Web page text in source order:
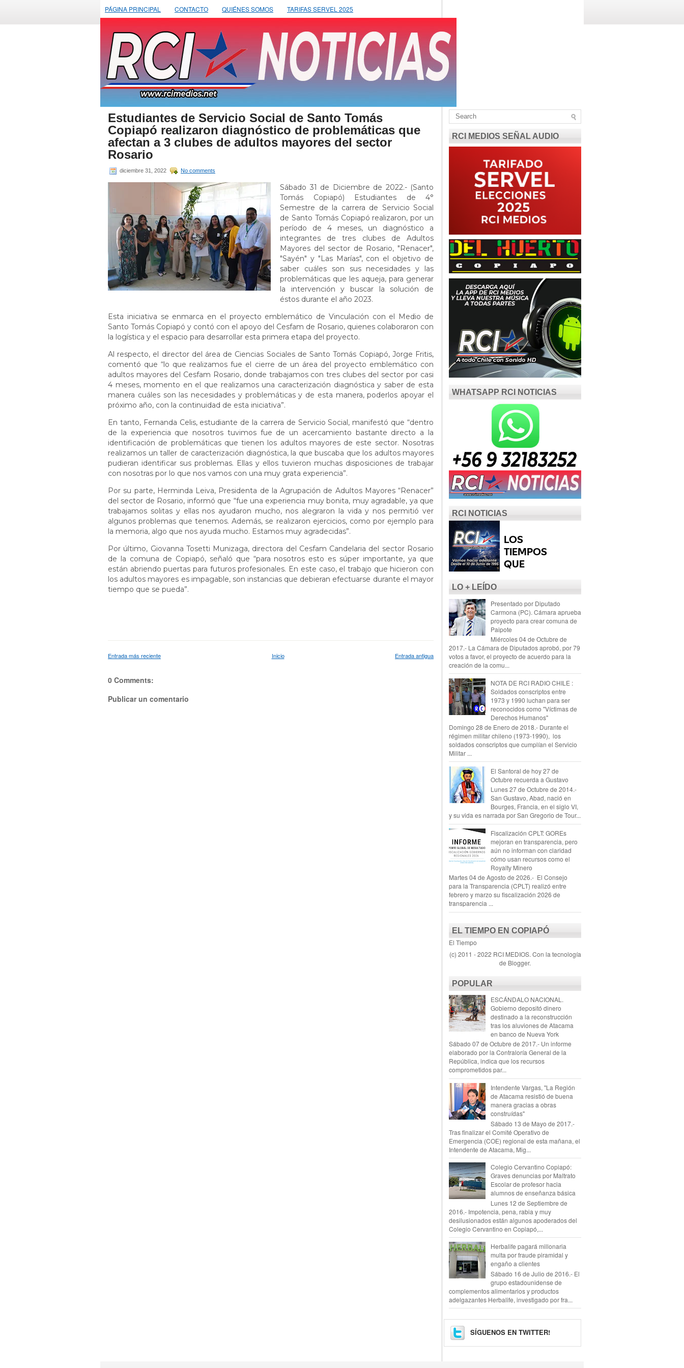
PÁGINA PRINCIPAL CONTACTO QUIÉNES SOMOS TARIFAS SERVEL 2025
Estudiantes de Servicio Social de Santo Tomás
Copiapó realizaron diagnóstico de problemáticas que
afectan a 3 clubes de adultos mayores del sector
Rosario
diciembre 31, 2022 No comments
Sábado 31 de Diciembre de 2022.- (Santo
Tomás Copiapó) Estudiantes de 4°
Semestre de la carrera de Servicio Social
de Santo Tomás Copiapó realizaron, por un
período de 4 meses, un diagnóstico a
integrantes de tres clubes de Adultos
Mayores del sector de Rosario, "Renacer",
"Sayén" y "Las Marías", con el objetivo de
saber cuáles son sus necesidades y las
problemáticas que les aqueja, para generar
la intervención y buscar la solución de
éstos durante el año 2023.
Esta iniciativa se enmarca en el proyecto emblemático de Vinculación con el Medio de
Santo Tomás Copiapó y contó con el apoyo del Cesfam de Rosario, quienes colaboraron con
la logística y el espacio para desarrollar esta primera etapa del proyecto.
Al respecto, el director del área de Ciencias Sociales de Santo Tomás Copiapó, Jorge Fritis,
comentó que “lo que realizamos fue el cierre de un área del proyecto emblemático con
adultos mayores del Cesfam Rosario, donde trabajamos con tres clubes del sector por casi
4 meses, momento en el que realizamos una caracterización diagnóstica y saber de esta
manera cuáles son las necesidades y problemáticas y de esta manera, poderlos apoyar el
próximo año, con la continuidad de esta iniciativa”.
En tanto, Fernanda Celis, estudiante de la carrera de Servicio Social, manifestó que “dentro
de la experiencia que nosotros tuvimos fue de un acercamiento bastante directo a la
identificación de problemáticas que tienen los adultos mayores de este sector. Nosotras
realizamos un taller de caracterización diagnóstica, la que buscaba que los adultos mayores
pudieran identificar sus problemas. Ellas y ellos tuvieron muchas disposiciones de trabajar
con nosotras por lo que nos vamos con una muy grata experiencia”.
Por su parte, Herminda Leiva, Presidenta de la Agrupación de Adultos Mayores “Renacer”
del sector de Rosario, informó que “fue una experiencia muy bonita, muy agradable, ya que
trabajamos solitas y ellas nos ayudaron mucho, nos alegraron la vida y nos permitió ver
algunos problemas que tenemos. Además, se realizaron ejercicios, como por ejemplo para
la memoria, algo que nos ayuda mucho. Estamos muy agradecidas”.
Por último, Giovanna Tosetti Munizaga, directora del Cesfam Candelaria del sector Rosario
de la comuna de Copiapó, señaló que “para nosotros esto es súper importante, ya que
están abriendo puertas para futuros profesionales. En este caso, el trabajo que hicieron con
los adultos mayores es impagable, son instancias que debieran efectuarse durante el mayor
tiempo que se pueda”.
Entrada más reciente Entrada antigua
Inicio
0 Comments:
Publicar un comentario
RCI MEDIOS SEÑAL AUDIO
WHATSAPP RCI NOTICIAS
RCI NOTICIAS
LO + LEÍDO
Presentado por Diputado
Carmona (PC). Cámara aprueba
proyecto para crear comuna de
Paipote
Miércoles 04 de Octubre de
2017.- La Cámara de Diputados aprobó, por 79
votos a favor, el proyecto de acuerdo para la
creación de la comu...
NOTA DE RCI RADIO CHILE :
Soldados conscriptos entre
1973 y 1990 luchan para ser
reconocidos como "Víctimas de
Derechos Humanos"
Domingo 28 de Enero de 2018.- Durante el
régimen militar chileno (1973-1990), los
soldados conscriptos que cumplían el Servicio
Militar ...
El Santoral de hoy 27 de
Octubre recuerda a Gustavo
Lunes 27 de Octubre de 2014.-
San Gustavo, Abad, nació en
Bourges, Francia, en el siglo VI,
y su vida es narrada por San Gregorio de Tour...
Fiscalización CPLT: GOREs
mejoran en transparencia, pero
aún no informan con claridad
cómo usan recursos como el
Royalty Minero
Martes 04 de Agosto de 2026.- El Consejo
para la Transparencia (CPLT) realizó entre
febrero y marzo su fiscalización 2026 de
transparencia ...
EL TIEMPO EN COPIAPÓ
El Tiempo
(c) 2011 - 2022 RCI MEDIOS. Con la tecnología
de Blogger.
POPULAR
ESCÁNDALO NACIONAL.
Gobierno depositó dinero
destinado a la reconstrucción
tras los aluviones de Atacama
en banco de Nueva York
Sábado 07 de Octubre de 2017.- Un informe
elaborado por la Contraloría General de la
República, indica que los recursos
comprometidos par...
Intendente Vargas, "La Región
de Atacama resistió de buena
manera gracias a obras
construídas"
Sábado 13 de Mayo de 2017.-
Tras finalizar el Comité Operativo de
Emergencia (COE) regional de esta mañana, el
Intendente de Atacama, Mig...
Colegio Cervantino Copiapó:
Graves denuncias por Maltrato
Escolar de profesor hacia
alumnos de enseñanza básica
Lunes 12 de Septiembre de
2016.- Impotencia, pena, rabia y muy
desilusionados están algunos apoderados del
Colegio Cervantino en Copiapó,...
Herbalife pagará millonaria
multa por fraude piramidal y
engaño a clientes
Sábado 16 de Julio de 2016.- El
grupo estadounidense de
complementos alimentarios y productos
adelgazantes Herbalife, investigado por fra...
SÍGUENOS EN TWITTER!